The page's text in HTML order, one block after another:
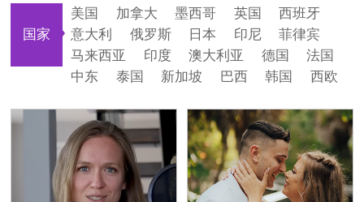
国家
美国 加拿大 墨西哥 英国
西班牙
意大利
俄罗斯 日本 印尼
菲律宾
马来西亚
印度 澳大利亚 德国
法国
中东
泰国 新加坡 巴西 韩国 西欧